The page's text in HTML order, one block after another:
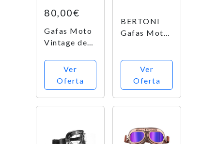
80,00€
Gafas Moto
Vintage de
Montura
Cromo -
Ventilación
Anti-Vaho -
AF188B -
Ver
Oferta
BERTONI
Gafas Moto
Aviadoras -
Montura de
Acero
Vaho
Resistente a
Ver
Oferta